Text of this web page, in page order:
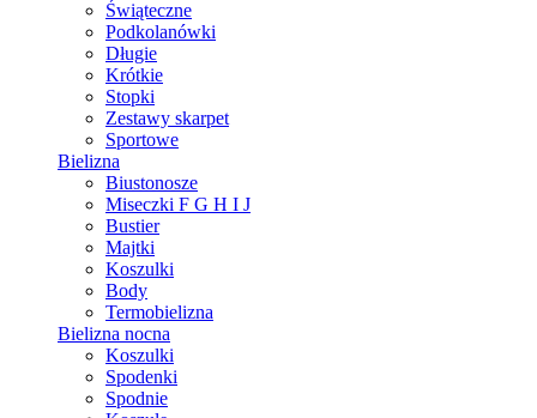
Świąteczne
Podkolanówki
Długie
Krótkie
Stopki
Zestawy skarpet
Sportowe
Bielizna
Biustonosze
Miseczki F G H I J
Bustier
Majtki
Koszulki
Body
Termobielizna
Bielizna nocna
Koszulki
Spodenki
Spodnie